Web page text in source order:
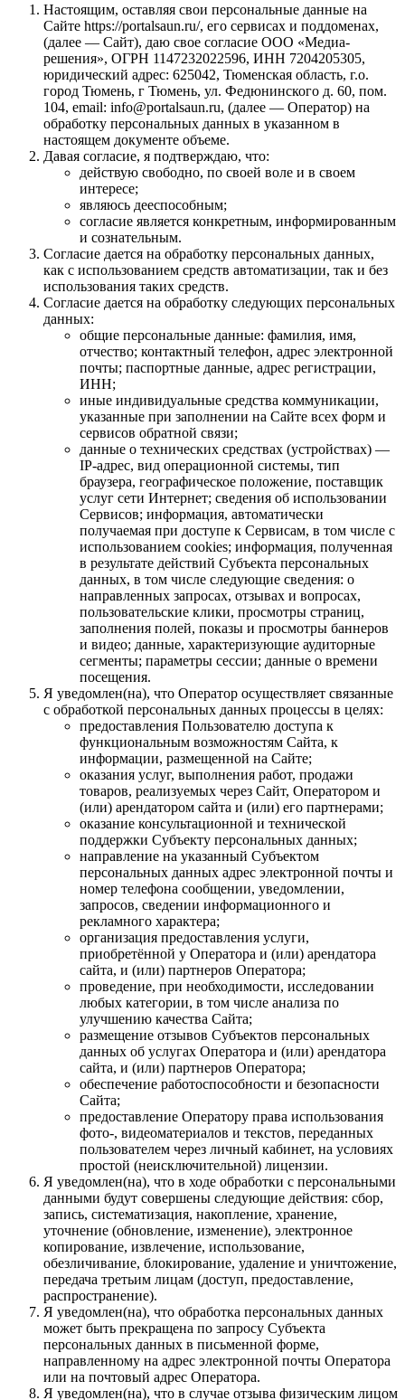
Настоящим, оставляя свои персональные данные на
Сайте https://portalsaun.ru/, его сервисах и поддоменах,
(далее — Сайт), даю свое согласие ООО «Медиа-
решения», ОГРН 1147232022596, ИНН 7204205305,
юридический адрес: 625042, Тюменская область, г.о.
город Тюмень, г Тюмень, ул. Федюнинского д. 60, пом.
104, email: info@portalsaun.ru, (далее — Оператор) на
обработку персональных данных в указанном в
настоящем документе объеме.
Давая согласие, я подтверждаю, что:
действую свободно, по своей воле и в своем
интересе;
являюсь дееспособным;
согласие является конкретным, информированным
и сознательным.
Согласие дается на обработку персональных данных,
как с использованием средств автоматизации, так и без
использования таких средств.
Согласие дается на обработку следующих персональных
данных:
общие персональные данные: фамилия, имя,
отчество; контактный телефон, адрес электронной
почты; паспортные данные, адрес регистрации,
ИНН;
иные индивидуальные средства коммуникации,
указанные при заполнении на Сайте всех форм и
сервисов обратной связи;
данные о технических средствах (устройствах) —
IP-адрес, вид операционной системы, тип
браузера, географическое положение, поставщик
услуг сети Интернет; сведения об использовании
Сервисов; информация, автоматически
получаемая при доступе к Сервисам, в том числе с
использованием cookies; информация, полученная
в результате действий Субъекта персональных
данных, в том числе следующие сведения: о
направленных запросах, отзывах и вопросах,
пользовательские клики, просмотры страниц,
заполнения полей, показы и просмотры баннеров
и видео; данные, характеризующие аудиторные
сегменты; параметры сессии; данные о времени
посещения.
Я уведомлен(на), что Оператор осуществляет связанные
с обработкой персональных данных процессы в целях:
предоставления Пользователю доступа к
функциональным возможностям Сайта, к
информации, размещенной на Сайте;
оказания услуг, выполнения работ, продажи
товаров, реализуемых через Сайт, Оператором и
(или) арендатором сайта и (или) его партнерами;
оказание консультационной и технической
поддержки Субъекту персональных данных;
направление на указанный Субъектом
персональных данных адрес электронной почты и
номер телефона сообщении, уведомлении,
запросов, сведении информационного и
рекламного характера;
организация предоставления услуги,
приобретённой у Оператора и (или) арендатора
сайта, и (или) партнеров Оператора;
проведение, при необходимости, исследовании
любых категории, в том числе анализа по
улучшению качества Сайта;
размещение отзывов Субъектов персональных
данных об услугах Оператора и (или) арендатора
сайта, и (или) партнеров Оператора;
обеспечение работоспособности и безопасности
Сайта;
предоставление Оператору права использования
фото-, видеоматериалов и текстов, переданных
пользователем через личный кабинет, на условиях
простой (неисключительной) лицензии.
Я уведомлен(на), что в ходе обработки с персональными
данными будут совершены следующие действия: сбор,
запись, систематизация, накопление, хранение,
уточнение (обновление, изменение), электронное
копирование, извлечение, использование,
обезличивание, блокирование, удаление и уничтожение,
передача третьим лицам (доступ, предоставление,
распространение).
Я уведомлен(на), что обработка персональных данных
может быть прекращена по запросу Субъекта
персональных данных в письменной форме,
направленному на адрес электронной почты Оператора
или на почтовый адрес Оператора.
Я уведомлен(на), что в случае отзыва физическим лицом